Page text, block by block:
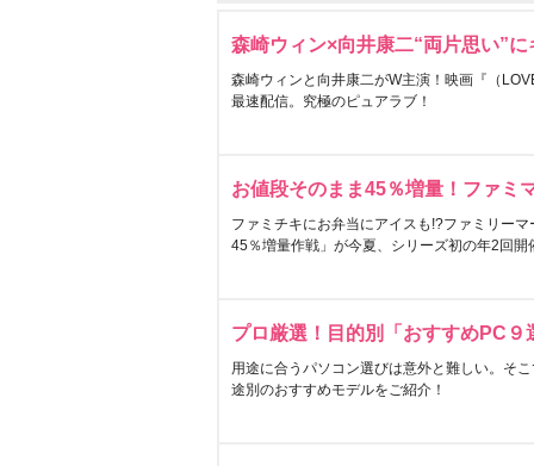
森崎ウィン×向井康二“両片思い”
森崎ウィンと向井康二がW主演！映画『（
最速配信。究極のピュアラブ！
お値段そのまま45％増量！ファミ
ファミチキにお弁当にアイスも!?ファミリー
45％増量作戦」が今夏、シリーズ初の年2回開
プロ厳選！目的別「おすすめPC９
用途に合うパソコン選びは意外と難しい。そ
途別のおすすめモデルをご紹介！